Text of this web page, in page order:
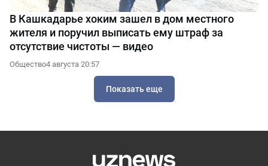
В Кашкадарье хоким зашел в дом местного
жителя и поручил выписать ему штраф за
отсутствие чистоты — видео
Общество4 августа 20:57
Показать еще